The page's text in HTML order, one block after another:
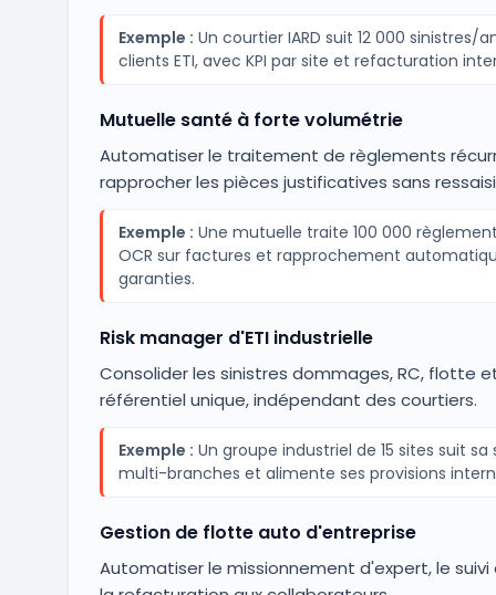
Exemple : Un courtier IARD suit 12 000 sinistres/
clients ETI, avec KPI par site et refacturation
Mutuelle santé à forte volumétrie
Automatiser le traitement de règlements
rapprocher les pièces justificatives sans
Exemple : Une mutuelle traite 100 000
OCR sur factures et rapprochement
garanties.
Risk manager d'ETI industrielle
Consolider les sinistres dommages, RC, flotte
référentiel unique, indépendant des courtiers.
Exemple : Un groupe industriel de 15 sites suit sa
multi-branches et alimente ses provisions
Gestion de flotte auto d'entreprise
Automatiser le missionnement d'expert, le